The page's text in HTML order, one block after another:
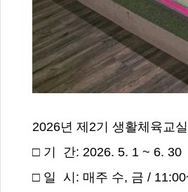
2026년 제2기 생활체육교실
□ 기 간: 2026. 5. 1 ~ 6. 30
□ 일 시: 매주 수, 금 /